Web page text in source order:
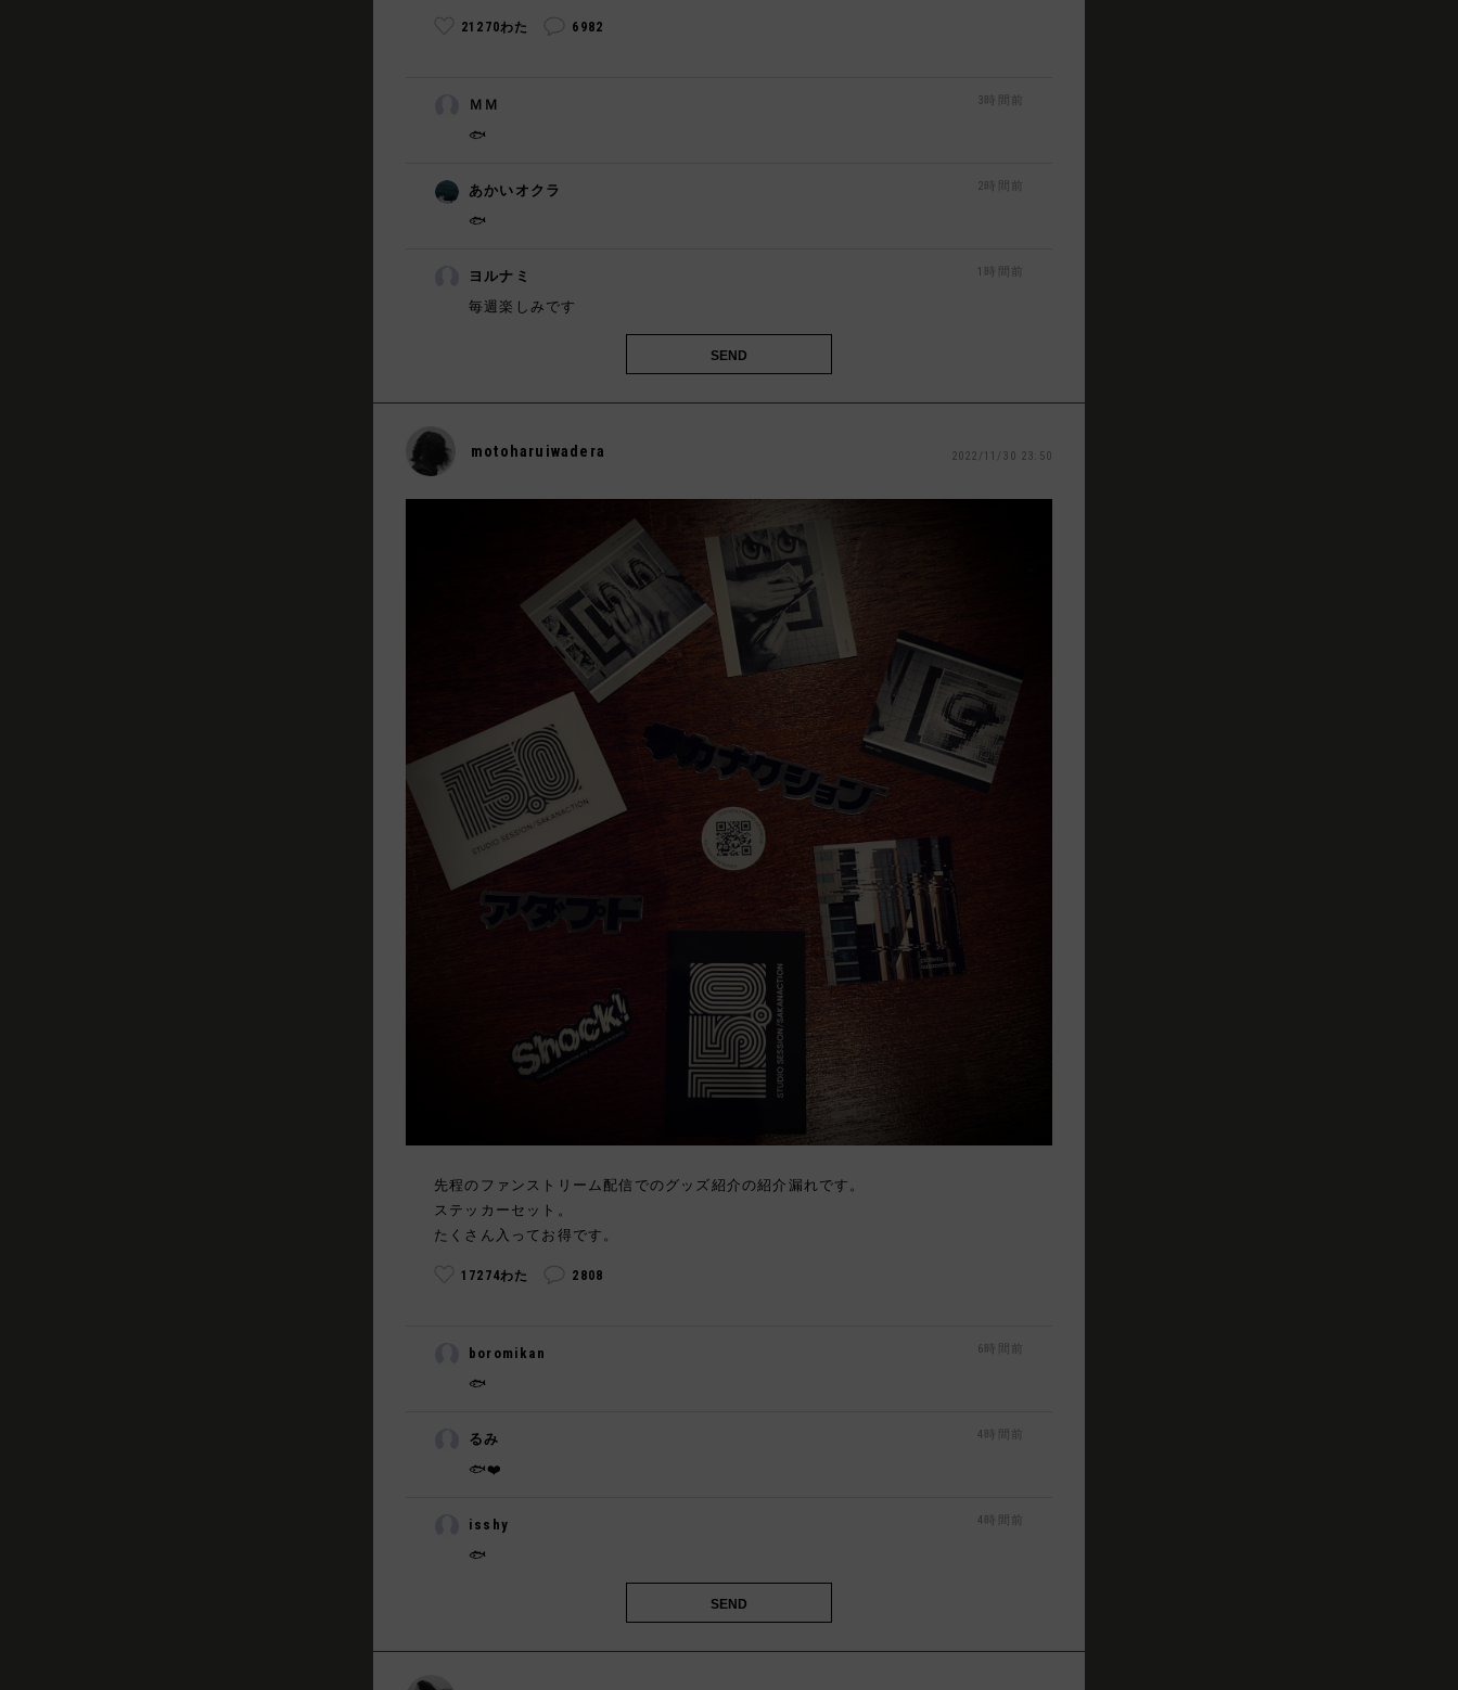
21270わた 6982
ＭＭ
🐟
3時間前
あかいオクラ
🐟
2時間前
ヨルナミ
毎週楽しみです
1時間前
motoharuiwadera 2022/11/30 23:50
先程のファンストリーム配信でのグッズ紹介の紹介漏れです。
ステッカーセット。
たくさん入ってお得です。
17274わた 2808
boromikan
🐟
6時間前
るみ
🐟❤️
4時間前
isshy
🐟
4時間前